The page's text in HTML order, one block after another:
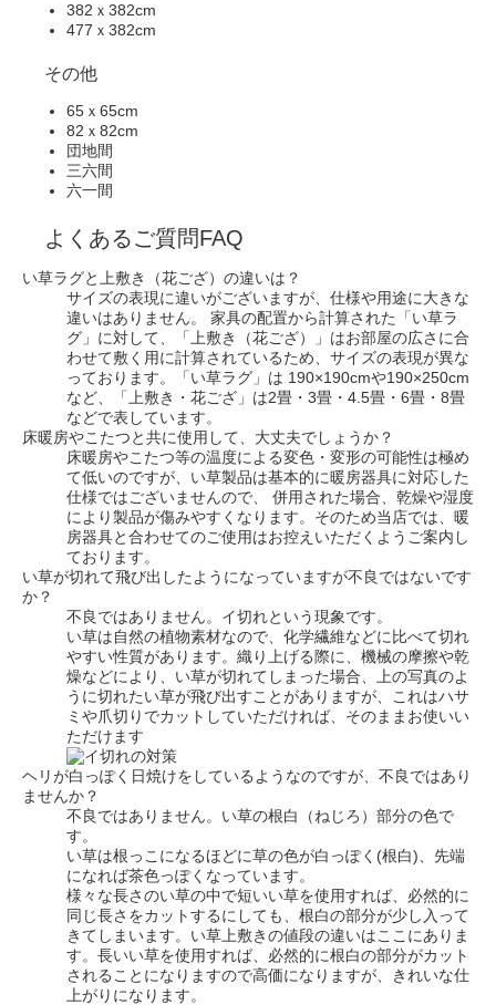
382ｘ382cm
477ｘ382cm
その他
65ｘ65cm
82ｘ82cm
団地間
三六間
六一間
よくあるご質問FAQ
い草ラグと上敷き（花ござ）の違いは？
サイズの表現に違いがございますが、 仕様や用途に大きな
違いはありません。
家具の配置から計算された「い草ラ
グ」に対して、「上敷き（花ござ）」はお部屋の広さに合
わせて敷く用に計算されているため、サイズの表現が異な
っております。「い草ラグ」は 190×190cmや190×250cm
など、「上敷き・花ござ」は2畳・3畳・4.5畳・6畳・8畳
などで表しています。
床暖房やこたつと共に使用して、大丈夫でしょうか？
床暖房やこたつ等の温度による変色・変形の可能性は極め
て低いのですが、い草製品は基本的に暖房器具に対応した
仕様ではございませんので、 併用された場合、乾燥や湿度
により製品が傷みやすくなります。そのため当店では、 暖
房器具と合わせてのご使用はお控えいただくよう ご案内し
ております。
い草が切れて飛び出したようになっていますが不良ではないです
か？
不良ではありません。イ切れという現象です。
い草は自然の植物素材なので、化学繊維などに比べて切れ
やすい性質があります。織り上げる際に、機械の摩擦や乾
燥などにより、い草が切れてしまった場合、上の写真のよ
うに切れたい草が飛び出すことがありますが、これはハサ
ミや爪切りでカットしていただければ、そのままお使いい
ただけます
ヘリが白っぽく日焼けをしているようなのですが、不良ではあり
ませんか？
不良ではありません。い草の根白（ねじろ）部分の色で
す。
い草は根っこになるほどに草の色が白っぽく(根白)、先端
になれば茶色っぽくなっています。
様々な長さのい草の中で短いい草を使用すれば、必然的に
同じ長さをカットするにしても、根白の部分が少し入って
きてしまいます。 い草上敷きの値段の違いはここにありま
す。 長いい草を使用すれば、必然的に根白の部分がカット
されることになりますので高価になりますが、きれいな仕
上がりになります。